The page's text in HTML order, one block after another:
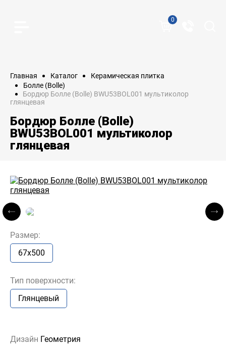
0
Главная Каталог
Керамическая плитка
Болле (Bolle)
Бордюр Болле (Bolle) BWU53BOL001 мультиколор
глянцевая
Бордюр Болле (Bolle)
BWU53BOL001 мультиколор
глянцевая
Размер:
67х500
Тип поверхности:
Глянцевый
Дизайн Геометрия